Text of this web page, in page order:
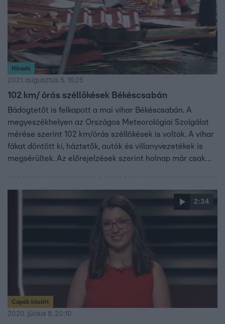
Híradó
2021. augusztus 5. 16:25
102 km/ órás széllökések Békéscsabán
Bádogtetőt is felkapott a mai vihar Békéscsabán. A
megyeszékhelyen az Országos Meteorológiai Szolgálat
mérése szerint 102 km/órás széllökések is voltak. A vihar
fákat döntött ki, háztetők, autók és villanyvezetékek is
megsérültek. Az előrejelzések szerint holnap már csak
2:34
Cápák között
2020. június 8. 20:10